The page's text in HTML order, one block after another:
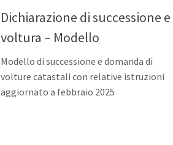
Dichiarazione di successione e
voltura – Modello
Modello di successione e domanda di
volture catastali con relative istruzioni
aggiornato a febbraio 2025